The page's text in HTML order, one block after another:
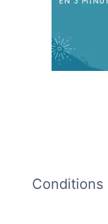
Conditions